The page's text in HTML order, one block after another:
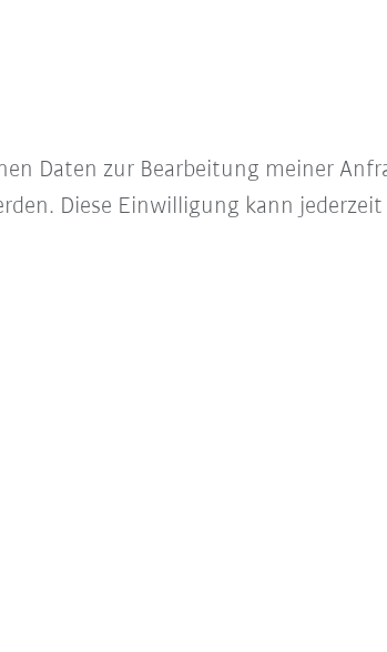
Daten zur Bearbeitung meiner
Diese Einwilligung kann